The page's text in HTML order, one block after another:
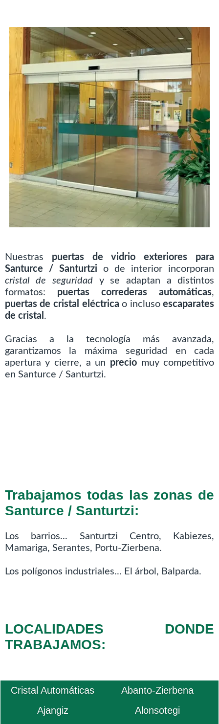
Nuestras puertas de vidrio exteriores para
Santurce / Santurtzi o de interior incorporan
cristal de seguridad y se adaptan a distintos
formatos: puertas correderas automáticas,
puertas de cristal eléctrica o inclusoescaparates
de cristal .
Gracias a la tecnología más avanzada,
garantizamos la máxima seguridad en cada
apertura y cierre, a un preciomuy competitivo
en Santurce / Santurtzi.
Trabajamos todas las zonas de
Santurce / Santurtzi:
Los barrios... Santurtzi Centro, Kabiezes,
Mamariga, Serantes, Portu-Zierbena.
Los polígonos industriales... El árbol, Balparda.
LOCALIDADES DONDE
TRABAJAMOS:
Cristal Automáticas
Abanto-Zierbena
Ajangiz
Alonsotegi